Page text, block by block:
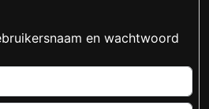
en wachtwoord